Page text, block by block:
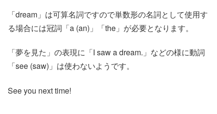
「dream」は可算名詞ですので単数形の名詞として使用す
る場合には冠詞「a (an)」「the」が必要となります。
「夢を見た」の表現に「I saw a dream.」などの様に動詞
「see (saw)」は使わないようです。
See you next time!